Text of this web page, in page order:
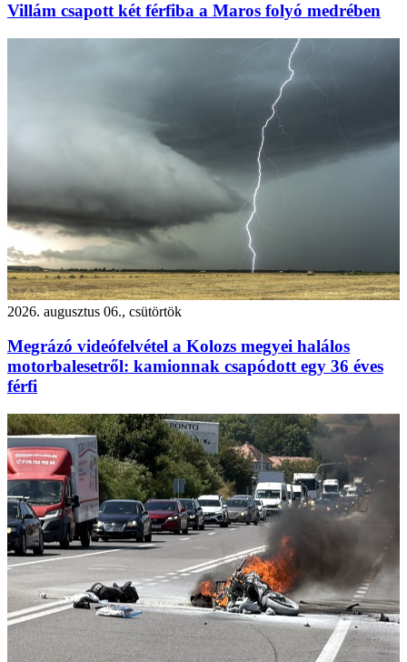
Villám csapott két férfiba a Maros folyó medrében
2026. augusztus 06., csütörtök
Megrázó videófelvétel a Kolozs megyei halálos
motorbalesetről: kamionnak csapódott egy 36 éves
férfi